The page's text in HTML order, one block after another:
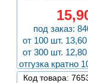
под заказ:
от 100 шт.
от 300 шт.
отгузка кратно
Код товара: